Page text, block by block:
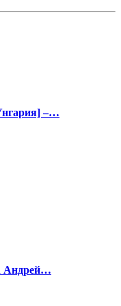
–…
Андрей…